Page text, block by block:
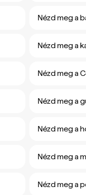
Nézd meg a
Nézd meg a
Nézd meg a
Nézd meg a
Nézd meg a
Nézd meg a
Nézd meg a